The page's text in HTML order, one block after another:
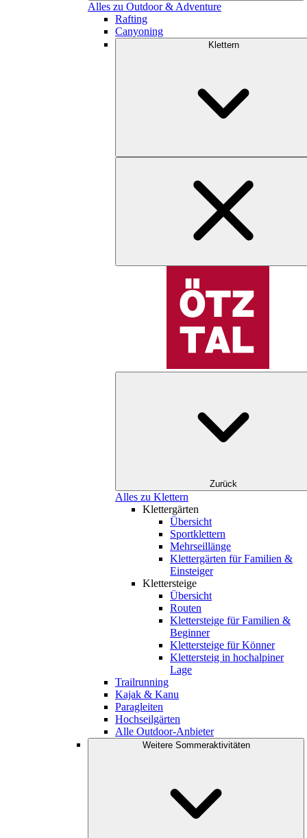
Alles zu Outdoor & Adventure
Rafting
Canyoning
Klettern
Zurück
Alles zu Klettern
Klettergärten
Übersicht
Sportklettern
Mehrseillänge
Klettergärten für Familien &
Einsteiger
Klettersteige
Übersicht
Routen
Klettersteige für Familien &
Beginner
Klettersteige für Könner
Klettersteig in hochalpiner
Lage
Trailrunning
Kajak & Kanu
Paragleiten
Hochseilgärten
Alle Outdoor-Anbieter
Weitere Sommeraktivitäten